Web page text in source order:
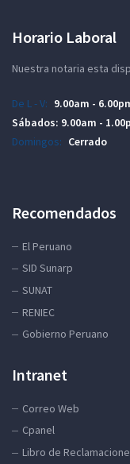
Horario Laboral
Nuestra notaria esta
De L - V: 9.00am -
Sábados: 9.00am -
Domingos: Cerrado
Recomendados
El Peruano
SID Sunarp
SUNAT
RENIEC
Gobierno Peruano
Intranet
Correo Web
Cpanel
Libro de